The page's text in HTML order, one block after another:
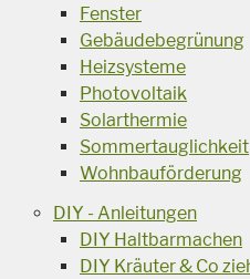
Fenster
Gebäudebegrünung
Heizsysteme
Photovoltaik
Solarthermie
Sommertauglichkeit
Wohnbauförderung
DIY - Anleitungen
DIY Haltbarmachen
DIY Kräuter & Co